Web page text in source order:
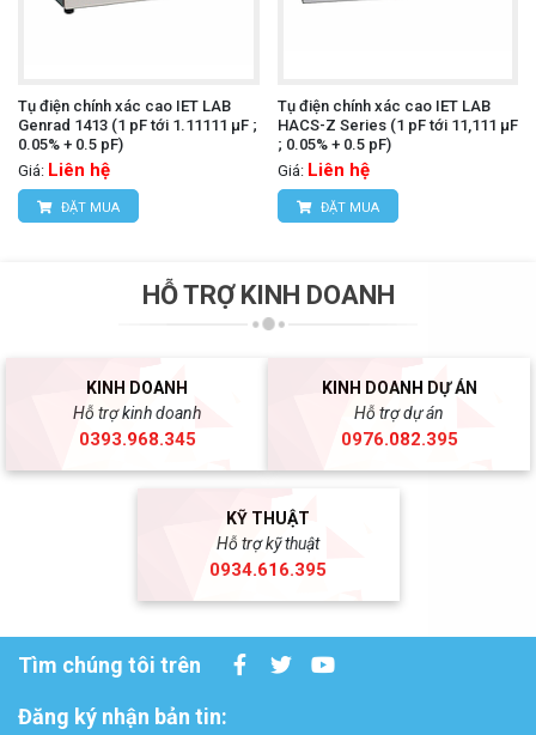
Tụ điện chính xác cao IET LAB
Genrad 1413 (1 pF tới 1.11111 µF ;
0.05% + 0.5 pF)
Giá: Liên hệ
ĐẶT MUA
Tụ điện chính xác cao IET LAB
HACS-Z Series (1 pF tới 11,111 µF
; 0.05% + 0.5 pF)
Giá: Liên hệ
ĐẶT MUA
HỖ TRỢ KINH DOANH
KINH DOANH
Hỗ trợ kinh doanh
0393.968.345
KINH DOANH DỰ ÁN
Hỗ trợ dự án
0976.082.395
KỸ THUẬT
Hỗ trợ kỹ thuật
0934.616.395
Tìm chúng tôi trên
Đăng ký nhận bản tin: